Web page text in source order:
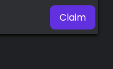
Claim